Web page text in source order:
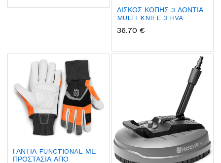
ΔΙΣΚΟΣ ΚΟΠΗΣ 3 ΔΟΝΤΙΑ
MULTI KNIFE 3 HVA
36.70 €
ΓΑΝΤΙΑ FUNCTIONAL ΜΕ
ΠΡΟΣΤΑΣΙΑ ΑΠΟ